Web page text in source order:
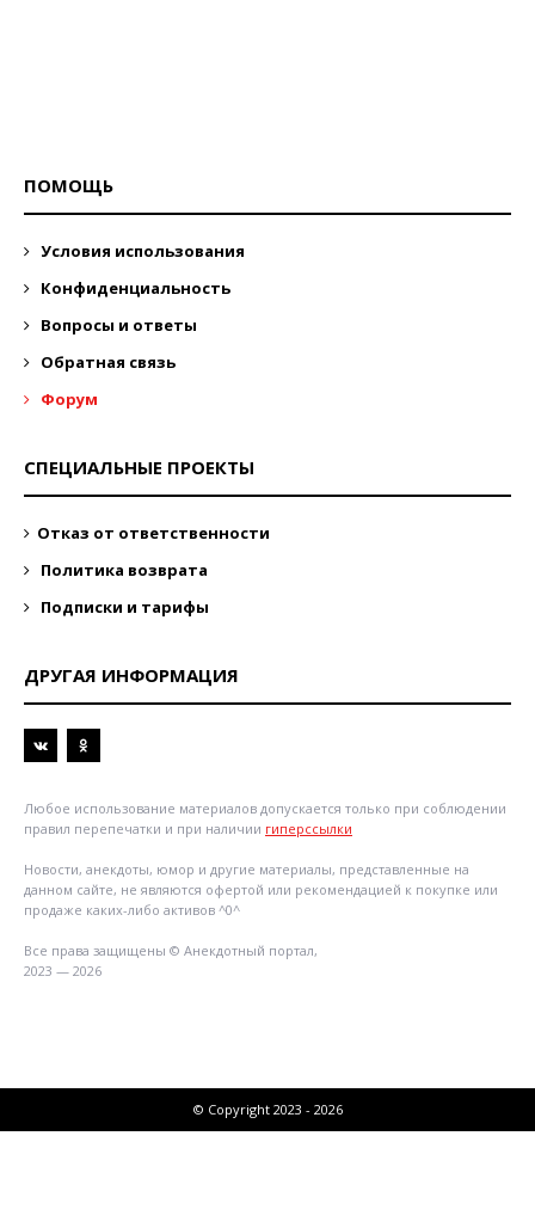
ПОМОЩЬ
Условия использования
Конфиденциальность
Вопросы и ответы
Обратная связь
Форум
СПЕЦИАЛЬНЫЕ ПРОЕКТЫ
Отказ от ответственности
Политика возврата
Подписки и тарифы
ДРУГАЯ ИНФОРМАЦИЯ
Любое использование материалов допускается только при соблюдении
правил перепечатки и при наличии гиперссылки
Новости, анекдоты, юмор и другие материалы, представленные на
данном сайте, не являются офертой или рекомендацией к покупке или
продаже каких-либо активов ^0^
Все права защищены © Анекдотный портал,
2023 — 2026
© Copyright 2023 - 2026